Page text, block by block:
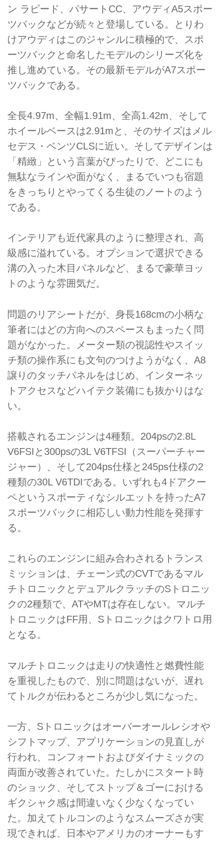
ン ラピード、パサートCC、アウディA5スポー
ツバックなどが続々と登場している。とりわ
けアウディはこのジャンルに積極的で、スポ
ーツバックと命名したモデルのシリーズ化を
推し進めている。その最新モデルがA7スポー
ツバックである。
全長4.97m、全幅1.91m、全高1.42m、そして
ホイールベースは2.91mと、そのサイズはメル
セデス・ベンツCLSに近い。そしてデザインは
「精緻」という言葉がぴったりで、どこにも
無駄なラインや面がなく、まるでいつも宿題
をきっちりとやってくる生徒のノートのよう
である。
インテリアも近代家具のように整理され、高
級感に溢れている。オプションで選択できる
溝の入った木目パネルなど、まるで豪華ヨッ
トのような雰囲気だ。
問題のリアシートだが、身長168cmの小柄な
筆者にはどの方向へのスペースもまったく問
題がなかった。メーター類の視認性やスイッ
チ類の操作系にも文句のつけようがなく、A8
譲りのタッチパネルをはじめ、インターネッ
トアクセスなどハイテク装備にも抜かりはな
い。
搭載されるエンジンは4種類。204psの2.8L
V6FSIと300psの3L V6TFSI（スーパーチャー
ジャー）、そして204ps仕様と245ps仕様の2
種類の30L V6TDIである。いずれも4ドアクー
ペというスポーティなシルエットを持ったA7
スポーツバックに相応しい動力性能を発揮す
る。
これらのエンジンに組み合わされるトランス
ミッションは、チェーン式のCVTであるマル
チトロニックとデュアルクラッチのSトロニッ
クの2種類で、ATやMTは存在しない。マルチ
トロニックはFF用、Sトロニックはクワトロ用
となる。
マルチトロニックは走りの快適性と燃費性能
を重視したもので、別に問題はないが、遅れ
てトルクが伝わるところが少し気になった。
一方、Sトロニックはオーバーオールレシオや
シフトマップ、アプリケーションの見直しが
行われ、コンフォートおよびダイナミックの
両面が改善されていた。たしかにスタート時
のショック、そしてストップ＆ゴーにおける
ギクシャク感は間違いなく少なくなってい
た。加えてトルコンのようなスムーズさが実
現できれば、日本やアメリカのオーナーもす